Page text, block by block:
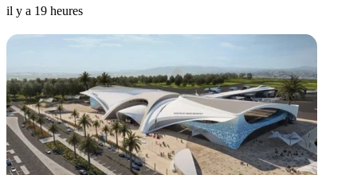
il y a 19 heures